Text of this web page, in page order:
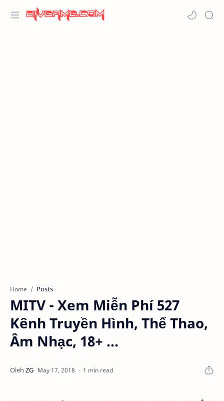
Home Posts
MITV - Xem Miễn Phí 527
Kênh Truyền Hình, Thể Thao,
Âm Nhạc, 18+ ...
1 min read